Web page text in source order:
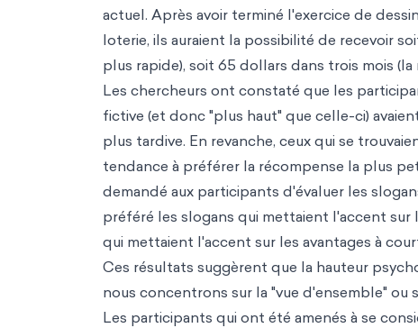
actuel. Après avoir terminé l'exercice de
loterie, ils auraient la possibilité de recevoir
plus rapide), soit 65 dollars dans trois mois
Les chercheurs ont constaté que les
fictive (et donc "plus haut" que celle-ci)
plus tardive. En revanche, ceux qui se
tendance à préférer la récompense la plus
demandé aux participants d'évaluer les
préféré les slogans qui mettaient l'accent sur
qui mettaient l'accent sur les avantages à
Ces résultats suggèrent que la hauteur
nous concentrons sur la "vue d'ensemble" ou
Les participants qui ont été amenés à se